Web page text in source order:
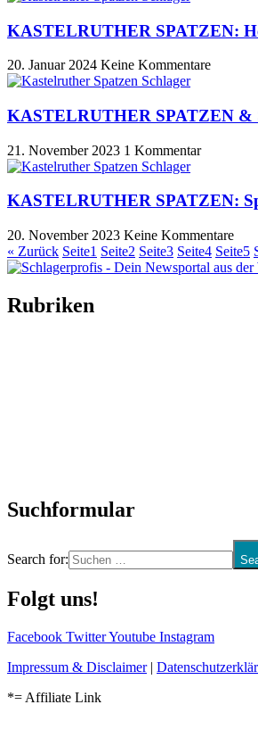
KASTELRUTHER SPATZEN:
20. Januar 2024 Keine Kommentare
KASTELRUTHER SPATZEN &
21. November 2023 1 Kommentar
KASTELRUTHER SPATZEN:
20. November 2023 Keine Kommentare
« Zurück Seite1 Seite2 Seite3 Seite4 Seite5
Rubriken
Suchformular
Search for:
Folgt uns!
Facebook TwitterYoutube Instagram
Impressum & Disclaimer|
*= Affiliate Link